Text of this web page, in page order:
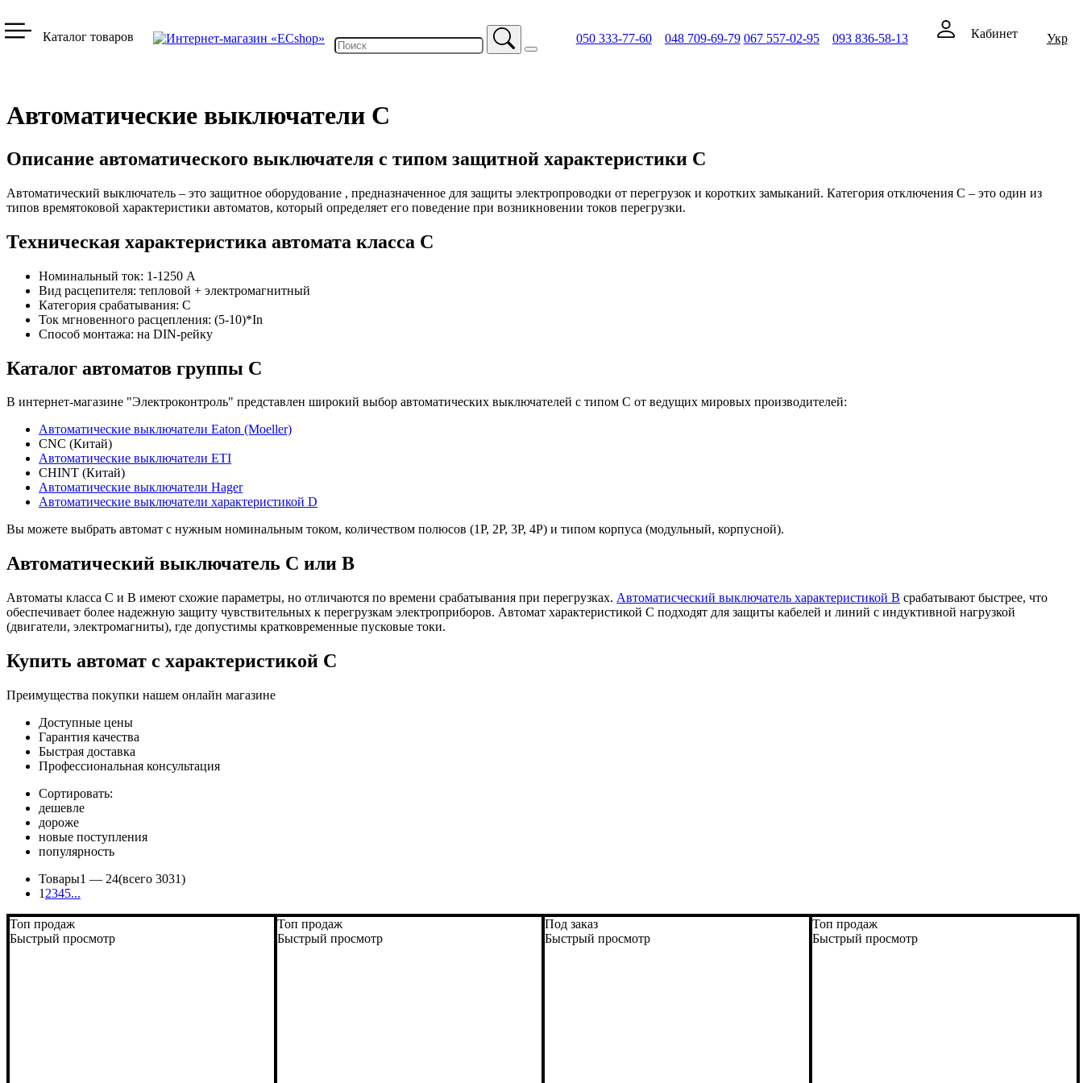
Автоматические выключатели C
Описание автоматического выключателя с типом защитной характеристики C
Автоматический выключатель – это защитное оборудование , предназначенное для защиты электропроводки от перегрузок и коротких замыканий. Категория отключения C – это один из
типов времятоковой характеристики автоматов, который определяет его поведение при возникновении токов перегрузки.
Техническая характеристика автомата класса C
Номинальный ток: 1-1250 А
Вид расцепителя: тепловой + электромагнитный
Категория срабатывания: C
Ток мгновенного расцепления: (5-10)*In
Способ монтажа: на DIN-рейку
Каталог автоматов группы C
В интернет-магазине "Электроконтроль" представлен широкий выбор автоматических выключателей с типом C от ведущих мировых производителей:
Автоматические выключатели Eaton (Moeller)
CNC (Китай)
Автоматические выключатели ETI
CHINT (Китай)
Автоматические выключатели Hager
Автоматические выключатели характеристикой D
Вы можете выбрать автомат с нужным номинальным током, количеством полюсов (1P, 2P, 3P, 4P) и типом корпуса (модульный, корпусной).
Автоматический выключатель C или B
Автоматы класса C и B имеют схожие параметры, но отличаются по времени срабатывания при перегрузках. Автоматисческий выключатель характеристикой B срабатывают быстрее, что
обеспечивает более надежную защиту чувствительных к перегрузкам электроприборов. Автомат характеристикой C подходят для защиты кабелей и линий с индуктивной нагрузкой
(двигатели, электромагниты), где допустимы кратковременные пусковые токи.
Купить автомат с характеристикой C
Преимущества покупки нашем онлайн магазине
Доступные цены
Гарантия качества
Быстрая доставка
Профессиональная консультация
Сортировать:
дешевле
дороже
новые поступления
популярность
Товары1 — 24(всего 3031)
1 2345...
Топ продаж
Быстрый просмотр
Топ продаж
Быстрый просмотр
Под заказ
Быстрый просмотр
Топ продаж
Быстрый просмотр
Каталог товаров 050 333-77-60 048 709-69-79 067 557-02-95 093 836-58-13 Кабинет Укр